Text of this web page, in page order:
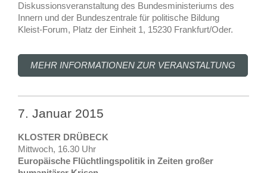
Diskussionsveranstaltung des Bundesministeriums des
Innern und der Bundeszentrale für politische Bildung
Kleist-Forum, Platz der Einheit 1, 15230 Frankfurt/Oder.
MEHR INFORMATIONEN ZUR VERANSTALTUNG
7. Januar 2015
KLOSTER DRÜBECK
Mittwoch, 16.30 Uhr
Europäische Flüchtlingspolitik in Zeiten großer